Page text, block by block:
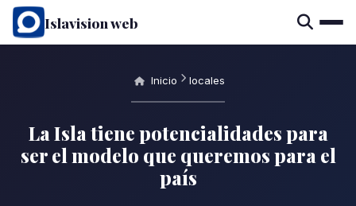
Islavision web
Inicio locales
La Isla tiene potencialidades para
ser el modelo que queremos para el
país